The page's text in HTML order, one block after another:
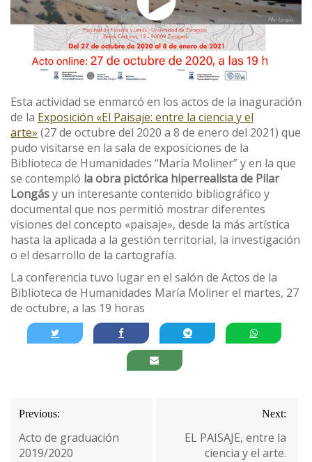
Esta actividad se enmarcó en los actos de la inaguración
de la Exposición «El Paisaje: entre la ciencia y el
arte» (27 de octubre del 2020 a 8 de enero del 2021) que
pudo visitarse en la sala de exposiciones de la
Biblioteca de Humanidades “María Moliner” y en la que
se contempló la obra pictórica hiperrealista de Pilar
Longásy un interesante contenido bibliográfico y
documental que nos permitió mostrar diferentes
visiones del concepto «paisaje», desde la más artística
hasta la aplicada a la gestión territorial, la investigación
o el desarrollo de la cartografía.
La conferencia tuvo lugar en el salón de Actos de la
Biblioteca de Humanidades María Moliner el martes, 27
de octubre, a las 19 horas
Navegación
de
entradas
Previous:
Acto de graduación
2019/2020
Next:
EL PAISAJE, entre la
ciencia y el arte.